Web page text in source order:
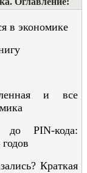
в экономике
и все
PIN-кода:
Краткая